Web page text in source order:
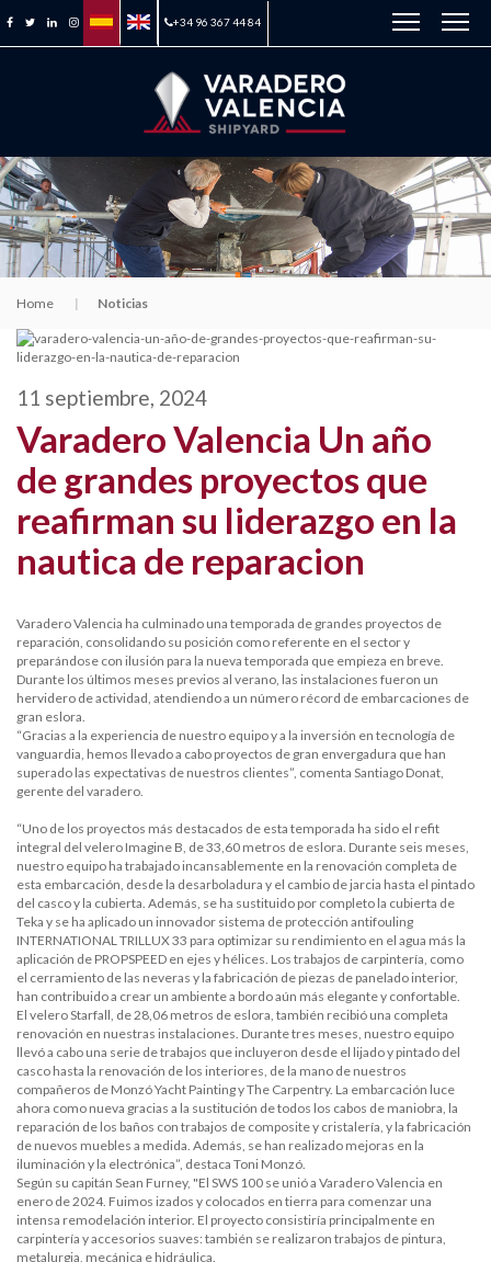
+34 96 367 44 84
Home Noticias
11 septiembre, 2024
Varadero Valencia Un año
de grandes proyectos que
reafirman su liderazgo en la
nautica de reparacion
Varadero Valencia ha culminado una temporada de grandes proyectos de
reparación, consolidando su posición como referente en el sector y
preparándose con ilusión para la nueva temporada que empieza en breve.
Durante los últimos meses previos al verano, las instalaciones fueron un
hervidero de actividad, atendiendo a un número récord de embarcaciones de
gran eslora.
“Gracias a la experiencia de nuestro equipo y a la inversión en tecnología de
vanguardia, hemos llevado a cabo proyectos de gran envergadura que han
superado las expectativas de nuestros clientes”, comenta Santiago Donat,
gerente del varadero.
“Uno de los proyectos más destacados de esta temporada ha sido el refit
integral del velero Imagine B, de 33,60 metros de eslora. Durante seis meses,
nuestro equipo ha trabajado incansablemente en la renovación completa de
esta embarcación, desde la desarboladura y el cambio de jarcia hasta el pintado
del casco y la cubierta. Además, se ha sustituido por completo la cubierta de
Teka y se ha aplicado un innovador sistema de protección antifouling
INTERNATIONAL TRILLUX 33 para optimizar su rendimiento en el agua más la
aplicación de PROPSPEED en ejes y hélices. Los trabajos de carpintería, como
el cerramiento de las neveras y la fabricación de piezas de panelado interior,
han contribuido a crear un ambiente a bordo aún más elegante y confortable.
El velero Starfall, de 28,06 metros de eslora, también recibió una completa
renovación en nuestras instalaciones. Durante tres meses, nuestro equipo
llevó a cabo una serie de trabajos que incluyeron desde el lijado y pintado del
casco hasta la renovación de los interiores, de la mano de nuestros
compañeros de Monzó Yacht Painting y The Carpentry. La embarcación luce
ahora como nueva gracias a la sustitución de todos los cabos de maniobra, la
reparación de los baños con trabajos de composite y cristalería, y la fabricación
de nuevos muebles a medida. Además, se han realizado mejoras en la
iluminación y la electrónica”, destaca Toni Monzó.
Según su capitán Sean Furney, "El SWS 100 se unió a Varadero Valencia en
enero de 2024. Fuimos izados y colocados en tierra para comenzar una
intensa remodelación interior. El proyecto consistiría principalmente en
carpintería y accesorios suaves: también se realizaron trabajos de pintura,
metalurgia, mecánica e hidráulica.